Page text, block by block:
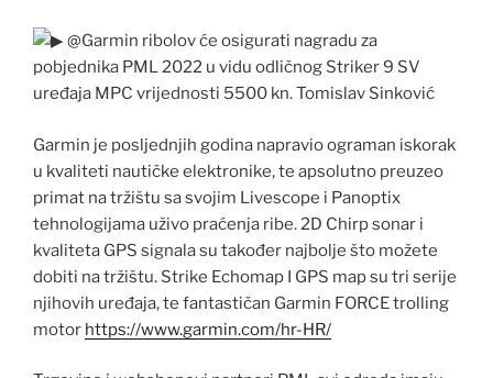
@Garmin ribolov će osigurati nagradu za
pobjednika PML 2022 u vidu odličnog Striker 9 SV
uređaja MPC vrijednosti 5500 kn. Tomislav Sinković
Garmin je posljednjih godina napravio ograman iskorak
u kvaliteti nautičke elektronike, te apsolutno preuzeo
primat na tržištu sa svojim Livescope i Panoptix
tehnologijama uživo praćenja ribe. 2D Chirp sonar i
kvaliteta GPS signala su također najbolje što možete
dobiti na tržištu. Strike Echomap I GPS map su tri serije
njihovih uređaja, te fantastičan Garmin FORCE trolling
motor https://www.garmin.com/hr-HR/